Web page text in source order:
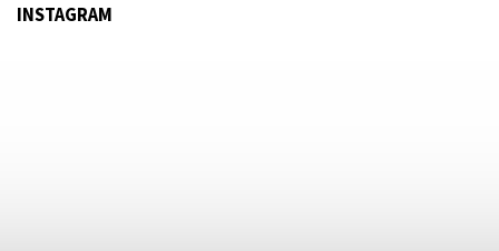
INSTAGRAM